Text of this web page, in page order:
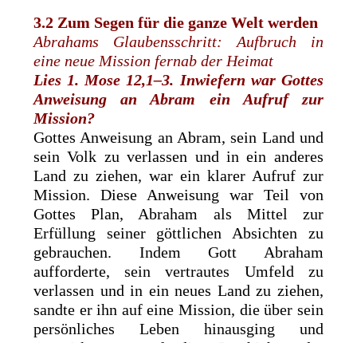
3.2 Zum Segen für die ganze Welt werden
Abrahams Glaubensschritt: Aufbruch in
eine neue Mission fernab der Heimat
Lies 1. Mose 12,1–3. Inwiefern war Gottes
Anweisung an Abram ein Aufruf zur
Mission?
Gottes Anweisung an Abram, sein Land und
sein Volk zu verlassen und in ein anderes
Land zu ziehen, war ein klarer Aufruf zur
Mission. Diese Anweisung war Teil von
Gottes Plan, Abraham als Mittel zur
Erfüllung seiner göttlichen Absichten zu
gebrauchen. Indem Gott Abraham
aufforderte, sein vertrautes Umfeld zu
verlassen und in ein neues Land zu ziehen,
sandte er ihn auf eine Mission, die über sein
persönliches Leben hinausging und